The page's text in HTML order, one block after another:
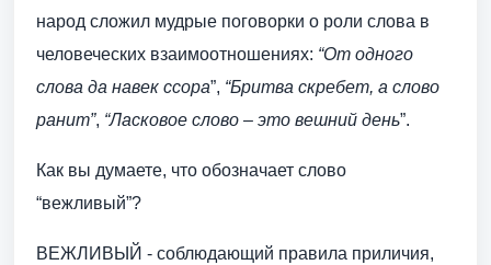
народ сложил мудрые поговорки о роли слова в
человеческих взаимоотношениях: “От одного
слова да навек ссора”, “Бритва скребет, а слово
ранит”, “Ласковое слово – это вешний день”.
Как вы думаете, что обозначает слово
“вежливый”?
ВЕЖЛИВЫЙ - соблюдающий правила приличия,